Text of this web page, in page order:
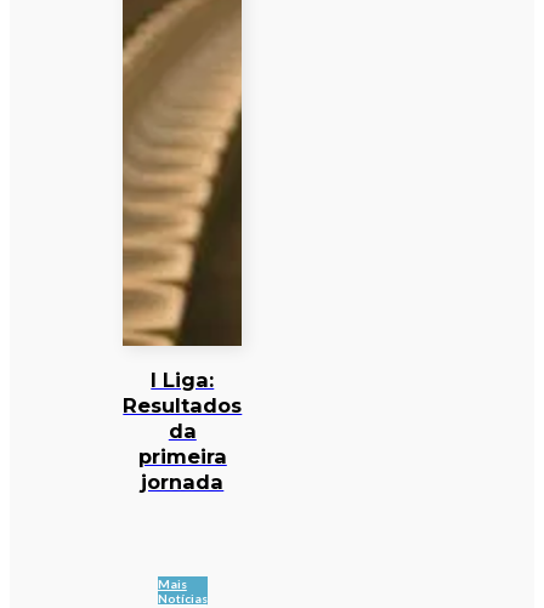
I Liga:
Resultados
da
primeira
jornada
Mais
Notícias